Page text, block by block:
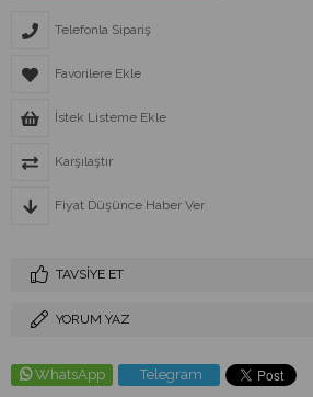
Telefonla Sipariş
Favorilere Ekle
İstek Listeme Ekle
Karşılaştır
Fiyat Düşünce Haber Ver
TAVSIYE ET
YORUM YAZ
WhatsApp Telegram